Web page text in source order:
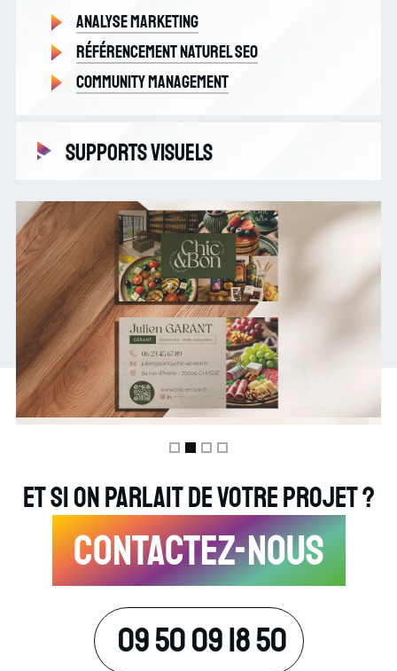
Analyse marketing
Référencement naturel SEO
Community management
Supports visuels
Vidéo
Supports imprimés / Print
Marquage de véhicule professionnel |
Transformez votre flotte en campagne
publicitaire
France Travail • Panneaux
illustratifs
Mars 2026
Support imprimé / print
Chic & Bon • Carte de visite
Support imprimé / print
À la maison • Menu Saint
Novembre 2025
Cuisine Et Vous • Flyer
Support imprimé / print
Et si on parlait de votre projet ?
Contactez-nous
09 50 09 18 50